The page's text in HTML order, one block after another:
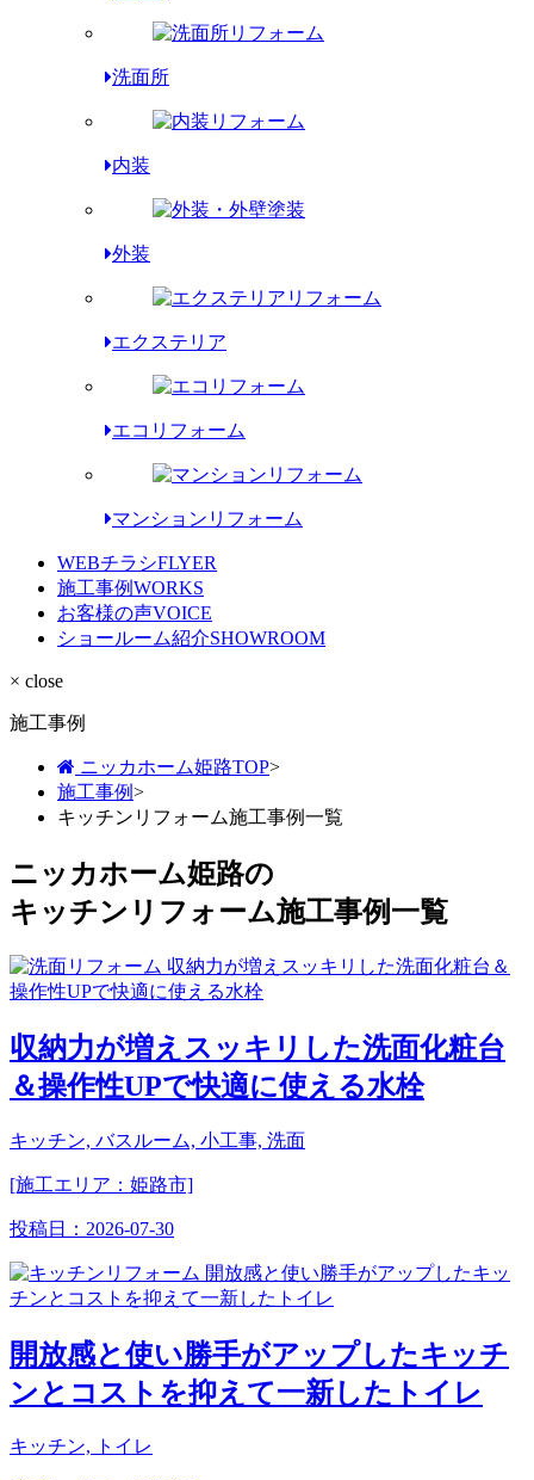
洗面所
内装
外装
エクステリア
エコリフォーム
マンションリフォーム
WEBチラシFLYER
施工事例WORKS
お客様の声VOICE
ショールーム紹介SHOWROOM
× close
施工事例
ニッカホーム姫路TOP>
施工事例>
キッチンリフォーム施工事例一覧
ニッカホーム姫路の
キッチンリフォーム施工事例一覧
収納力が増えスッキリした洗面化粧台
＆操作性UPで快適に使える水栓
キッチン, バスルーム, 小工事, 洗面
[施工エリア：姫路市]
投稿日： 2026-07-30
開放感と使い勝手がアップしたキッチ
ンとコストを抑えて一新したトイレ
キッチン, トイレ